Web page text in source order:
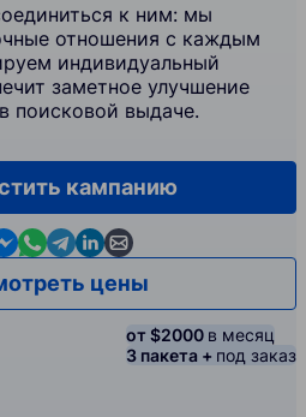
к ним: мы
отношения с каждым
индивидуальный
заметное улучшение
поисковой выдаче.
кампанию
us in Messenger
Contact us in WhatsApp
Contact us in Telegram
Contact us in Linkedin
Contact us by email
цены
от $2000 в месяц
3 пакета + под заказ